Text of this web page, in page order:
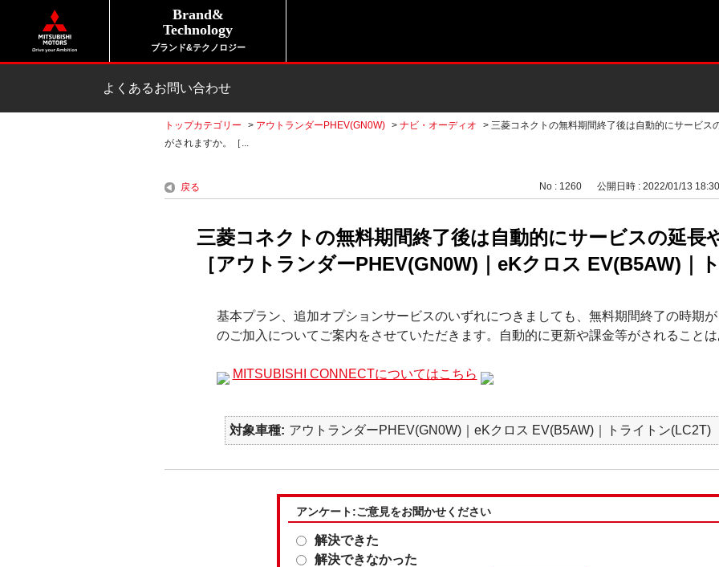
Brand&
Technology
ブランド&テクノロジー
よくあるお問い合わせ
トップカテゴリー > アウトランダーPHEV(GN0W) > ナビ・オーディオ > 三菱コネクトの無料期間終了後は自動的にサービス
がされますか。［...
戻る No : 1260 公開日時 : 2022/01/13 18:30
三菱コネクトの無料期間終了後は自動的にサービスの延長
［アウトランダーPHEV(GN0W)｜eKクロス EV(B5AW)｜
基本プラン、追加オプションサービスのいずれにつきましても、無料期間終了の時期
のご加入についてご案内をさせていただきます。自動的に更新や課金等がされることは
MITSUBISHI CONNECTについてはこちら
対象車種 アウトランダーPHEV(GN0W)｜eKクロス EV(B5AW)｜トライトン(LC2T)
アンケート:ご意見をお聞かせください
解決できた
解決できなかった